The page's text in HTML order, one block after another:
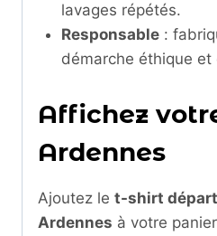
lavages répétés.
Responsable:
démarche éthique et
Affichez
Ardennes
Ajoutez le t-shirt
Ardennes à votre